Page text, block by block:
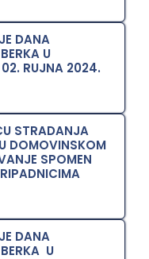
DANA
U
RUJNA 2024.
STRADANJA
DOMOVINSKOM
SPOMEN
DANA
U